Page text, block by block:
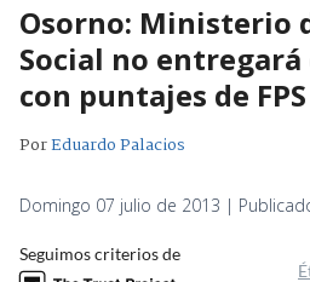
Osorno: Ministerio
Social no
con puntajes de FPS
PorEduardo Palacios
Domingo 07 julio de 2013 |
Seguimos criterios de